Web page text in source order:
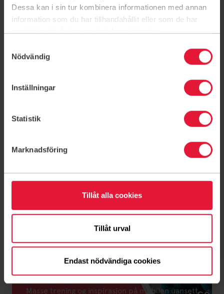
Dessa kan i sin tur kombinera informationen med annan
information som du har tillhandahållit eller som de har
samlat in när du har använt deras tjänster.
Nödvändig
Inställningar
Statistik
Marknadsföring
Tillåt alla cookies
Tillåt urval
Endast nödvändiga cookies
Les mer om Friskis Grimstad
Velkommen til Friskis Grimstad, Speilsalen
Her kan du skrive litt om stedet. Hvordan man kommer
seg dit, hvor inngangen er etc etc.
Gratis parkering
Garderober
Friskis Go
Masse trening og inspirasjon på mobilen uansett